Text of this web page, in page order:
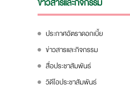
ข่าวสารและกิจกรรม
ประกาศอัตราดอกเบี้ย
ข่าวสารและกิจกรรม
สื่อประชาสัมพันธ์
วิดีโอประชาสัมพันธ์